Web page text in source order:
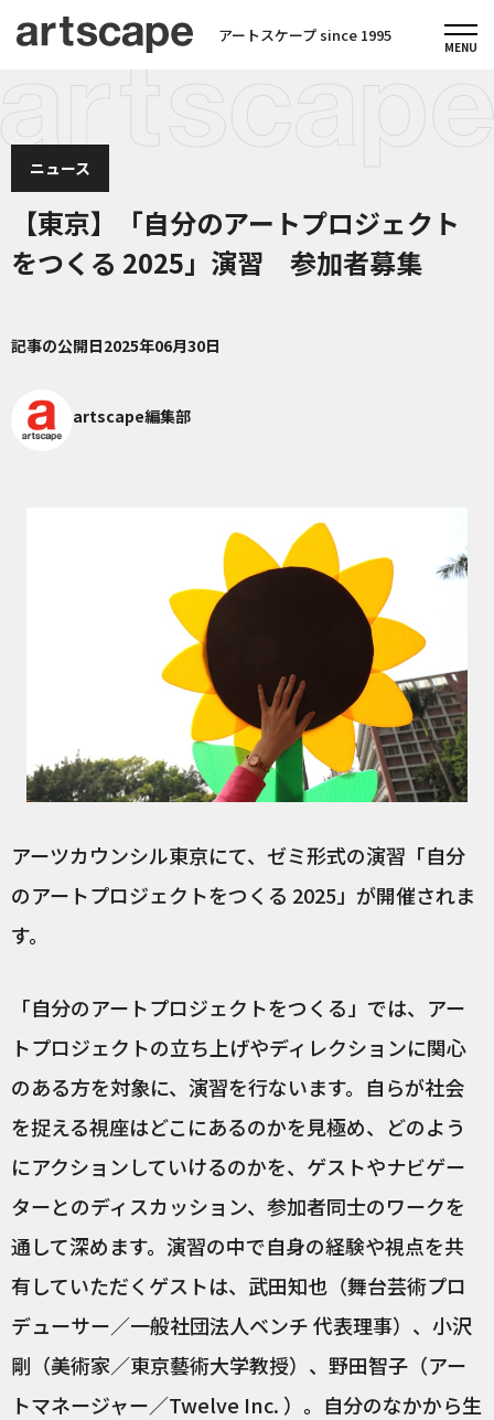
アートスケープ since 1995
ニュース
【東京】「自分のアートプロジェクト
をつくる 2025」演習 参加者募集
記事の公開日2025年06月30日
artscape編集部
アーツカウンシル東京にて、ゼミ形式の演習「自分
のアートプロジェクトをつくる 2025」が開催されま
す。
「自分のアートプロジェクトをつくる」では、アー
トプロジェクトの立ち上げやディレクションに関心
のある方を対象に、演習を行ないます。自らが社会
を捉える視座はどこにあるのかを見極め、どのよう
にアクションしていけるのかを、ゲストやナビゲー
ターとのディスカッション、参加者同士のワークを
通して深めます。演習の中で自身の経験や視点を共
有していただくゲストは、武田知也（舞台芸術プロ
デューサー／一般社団法人ベンチ 代表理事）、小沢
剛（美術家／東京藝術大学教授）、野田智子（アー
トマネージャー／Twelve Inc. ）。自分のなかから生